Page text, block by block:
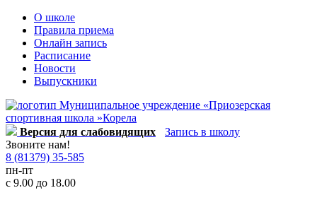
О школе
Правила приема
Онлайн запись
Расписание
Новости
Выпускники
Версия для слабовидящих
Запись в школу
Звоните нам!
8 (81379) 35-585
пн-пт
с 9.00 до 18.00